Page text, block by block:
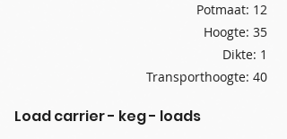
Potmaat: 12
Hoogte: 35
Dikte: 1
Transporthoogte: 40
Load carrier - keg - loads